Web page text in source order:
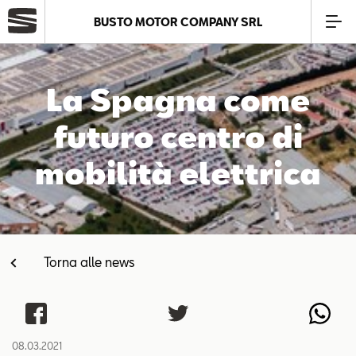
Azienda
Modelli
Offerte
Service
Business
SEAT Usato Certificato
BUSTO MOTOR COMPANY SRL
La Spagna come
futuro centro di
mobilità elettrica
Torna alle news
08.03.2021